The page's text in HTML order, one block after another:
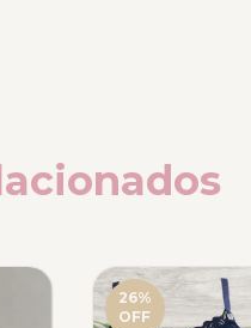
26%
OFF